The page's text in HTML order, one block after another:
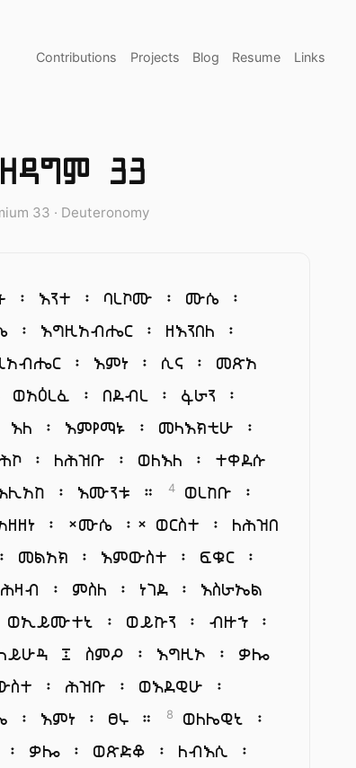
Contributions Projects Blog Resume Links
33
33 · Deuteronomy
፡ እንተ ፡ ባረኮሙ ፡ ሙሴ ፡
፡ እግዚአብሔር ፡ ዘእንበለ ፡
፡ እምነ ፡ ሲና ፡ መጽአ
ወአዕረፈ ፡ በደብረ ፡ ፋራን ፡
፡ እምየማኑ ፡ መላእክቲሁ ፡
፡ ለሕዝቡ ፡ ወለእለ ፡ ተቀደሱ
፡ እሙንቱ ።
4
ወረከቡ ፡
፡ *ሙሴ ፡* ወርስተ ፡ ለሕዝበ
መልአክ ፡ እምውስተ ፡ ፍቁር ፡
፡ ምስለ ፡ ነገደ ፡ እስራኤል
፡ ወይኩን ፡ ብዙኀ ፡
ለይሁዳ ፤ ስምዖ ፡ እግዚኦ ፡ ቃሎ
፡ ሕዝቡ ፡ ወእደዊሁ ፡
፡ እምነ ፡ ፀሩ ።
8
ወለሌዊኒ ፡
ቃሎ ፡ ወጽድቆ ፡ ለብእሲ ፡